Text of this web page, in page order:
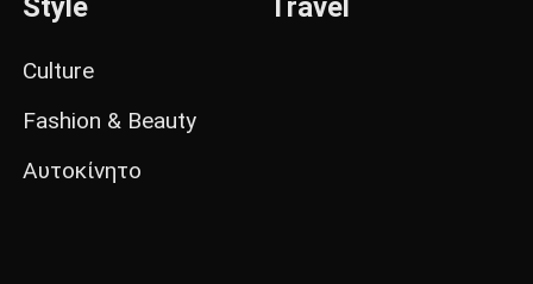
Style
Culture
Fashion & Beauty
Αυτοκίνητο
Travel